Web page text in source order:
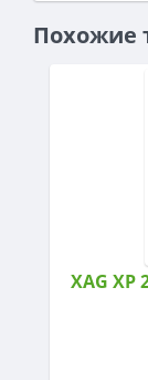
Похожие
XAG